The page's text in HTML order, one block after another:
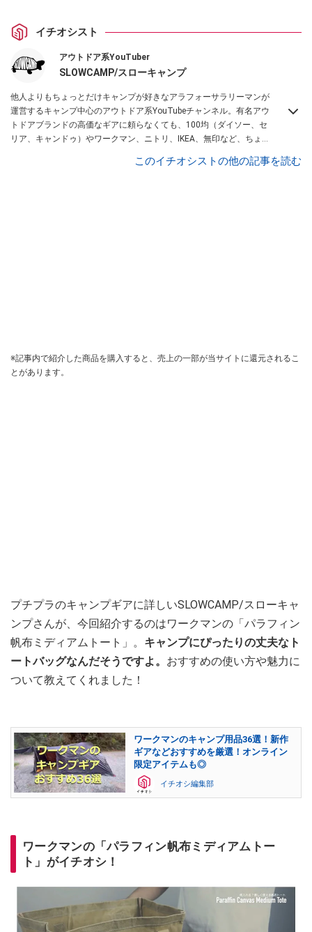
イチオシスト
アウトドア系YouTuber
SLOWCAMP/スローキャンプ
他人よりもちょっとだけキャンプが好きなアラフォーサラリーマンが
運営するキャンプ中心のアウトドア系YouTubeチャンネル。有名アウ
トドアブランドの高価なギアに頼らなくても、100均（ダイソー、セ
リア、キャンドゥ）やワークマン、ニトリ、IKEA、無印など、ちょっ
にレビュー、DIY、VLOG、ハウツーを配信している。このイチオシストの他の記事を読む
※記事内で紹介した商品を購入すると、売上の一部が当サイトに還元されるこ
とがあります。
プチプラのキャンプギアに詳しいSLOWCAMP/スローキャ
ンプさんが、今回紹介するのはワークマンの「パラフィン
帆布ミディアムトート」。 キャンプにぴったりの丈夫なト
ートバッグなんだそうですよ。 おすすめの使い方や魅力に
ついて教えてくれました！
ワークマンのキャンプ用品36選！新作
ギアなどおすすめを厳選！オンライン
限定アイテムも◎
イチオシ編集部
ワークマンの「パラフィン帆布ミディアムトー
ト」がイチオシ！